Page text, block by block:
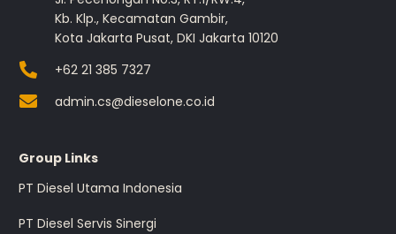
Kb. Klp., Kecamatan Gambir,
Kota Jakarta Pusat, DKI Jakarta 10120
+62 21 385 7327
admin.cs@dieselone.co.id
Group Links
PT Diesel Utama Indonesia
PT Diesel Servis Sinergi